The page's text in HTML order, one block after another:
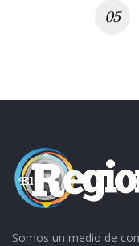
Somos un medio de